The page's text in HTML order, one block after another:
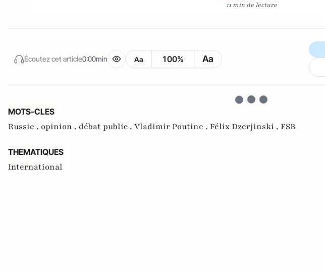
11 min de lecture
Écoutez cet article0:00min Aa 100% Aa
MOTS-CLES
Russie , opinion , débat public , Vladimir Poutine , Félix Dzerjinski , FSB
THEMATIQUES
International